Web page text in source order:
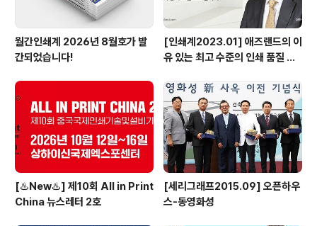
월간인쇄계 2026년 8월호가 발
간되었습니다!
[인쇄계2023.01] 애즈랜드의 이
유 있는 최고 수준의 인쇄 품질 서
장비 도입으로 답하다 - ㈜애즈랜
드 최현수 대표이사
[♨️New♨️] 제10회 All in Print
China 뉴스레터 2호
[세리그래프2015.09] 오픈하우
스-동영화성